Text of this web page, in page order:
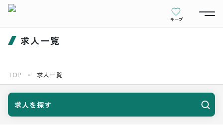
キープ
求人一覧
TOP 求人一覧
求人を探す